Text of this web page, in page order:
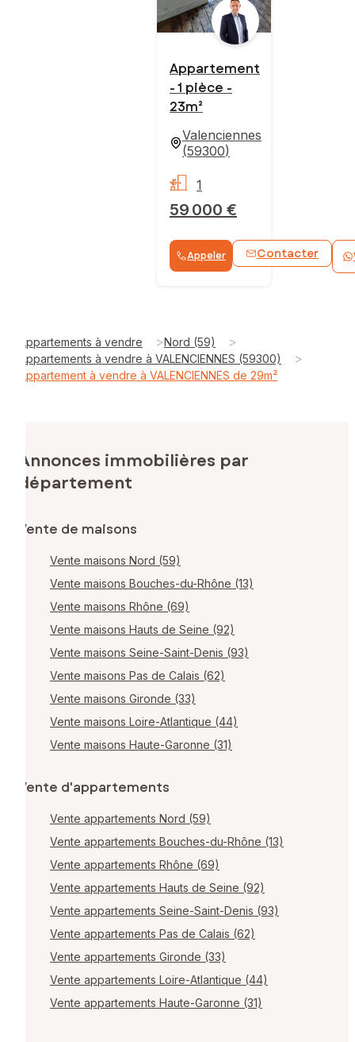
Appartement
- 1 pièce -
23m²
Valenciennes
(59300)
59 000 €
1
Appeler Contacter
Appartements à vendre >Nord (59) >
Appartements à vendre à VALENCIENNES (59300) >
Appartement à vendre à VALENCIENNES de 29m²
Annonces immobilières par
département
Vente de maisons
Vente maisons Nord (59)
Vente maisons Bouches-du-Rhône (13)
Vente maisons Rhône (69)
Vente maisons Hauts de Seine (92)
Vente maisons Seine-Saint-Denis (93)
Vente maisons Pas de Calais (62)
Vente maisons Gironde (33)
Vente maisons Loire-Atlantique (44)
Vente maisons Haute-Garonne (31)
Vente d'appartements
Vente appartements Nord (59)
Vente appartements Bouches-du-Rhône (13)
Vente appartements Rhône (69)
Vente appartements Hauts de Seine (92)
Vente appartements Seine-Saint-Denis (93)
Vente appartements Pas de Calais (62)
Vente appartements Gironde (33)
Vente appartements Loire-Atlantique (44)
Vente appartements Haute-Garonne (31)